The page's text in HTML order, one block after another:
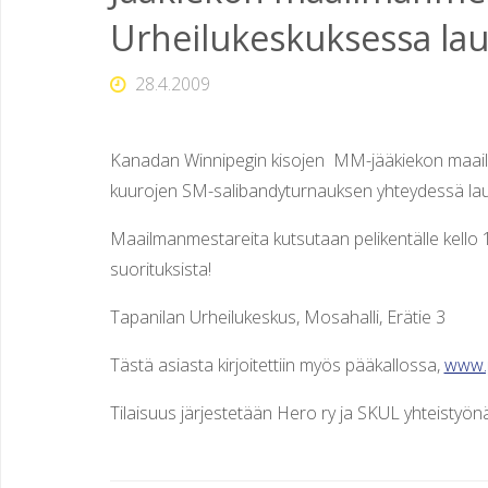
OJ
E N
U
R
HE
IL
US
EU
Urheilukeskuksessa
28.4.2009
Kanadan Winnipegin kisojen MM-jääkiekon
kuurojen SM-salibandyturnauksen yhteydessä
Maailmanmestareita kutsutaan pelikentälle
suorituksista!
Tapanilan Urheilukeskus, Mosahalli, Erätie 3
Tästä asiasta kirjoitettiin myös pääkallossa,
Tilaisuus järjestetään Hero ry ja SKUL